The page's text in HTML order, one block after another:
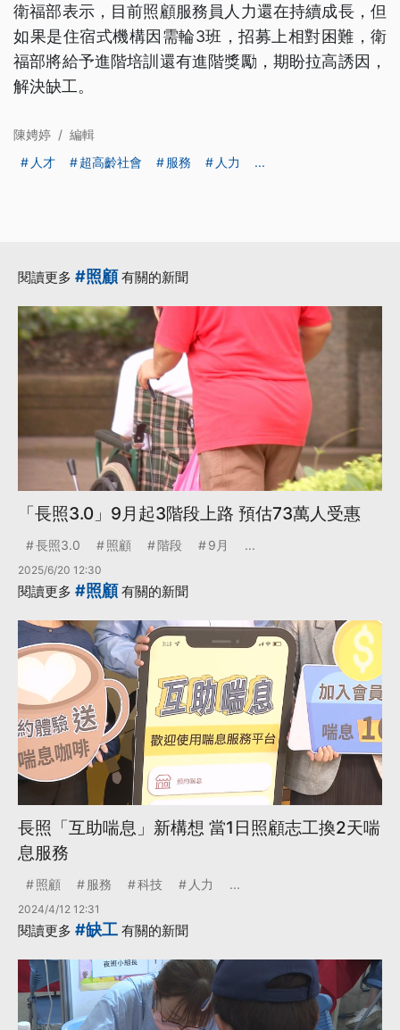
衛福部表示，目前照顧服務員人力還在持續成長，但
如果是住宿式機構因需輪3班，招募上相對困難，衛
福部將給予進階培訓還有進階獎勵，期盼拉高誘因，
解決缺工。
陳娉婷 / 編輯
人才
超高齡社會 服務 人力 ...
閱讀更多 #照顧有關的新聞
「長照3.0」9月起3階段上路 預估73萬人受惠
長照3.0 照顧 階段 9月 ...
2025/6/20 12:30
閱讀更多 #照顧有關的新聞
長照「互助喘息」新構想 當1日照顧志工換2天喘
息服務
照顧 服務 科技 人力 ...
2024/4/12 12:31
閱讀更多 #缺工 有關的新聞